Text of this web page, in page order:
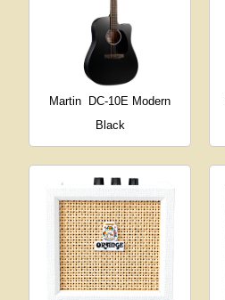
Martin
DC-10E Modern
Black